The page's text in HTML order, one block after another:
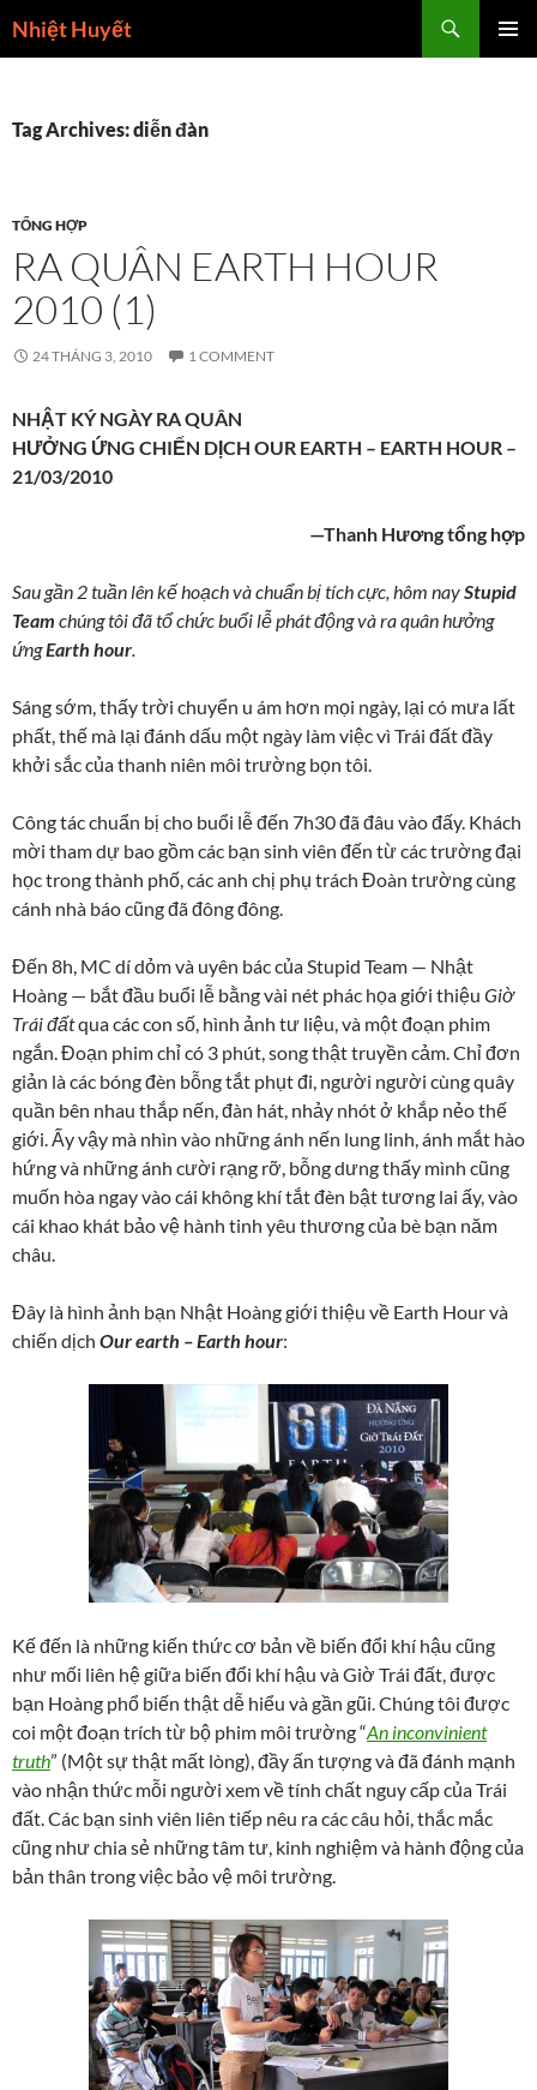
toNhiệt Huyết
Tag Archives: diễn đàn
TỔNG HỢP
RA QUÂN EARTH HOUR
2010 (1)
24 THÁNG 3, 2010 1 COMMENT
NHẬT KÝ NGÀY RA QUÂN
HƯỞNG ỨNG CHIẾN DỊCH OUR EARTH – EARTH HOUR –
21/03/2010
—Thanh Hương tổng hợp
Sau gần 2 tuần lên kế hoạch và chuẩn bị tích cực, hôm nayStupid
Team chúng tôi đã tổ chức buổi lễ phát động và ra quân hưởng
ứngEarth hour.
Sáng sớm, thấy trời chuyển u ám hơn mọi ngày, lại có mưa lất
phất, thế mà lại đánh dấu một ngày làm việc vì Trái đất đầy
khởi sắc của thanh niên môi trường bọn tôi.
Công tác chuẩn bị cho buổi lễ đến 7h30 đã đâu vào đấy. Khách
mời tham dự bao gồm các bạn sinh viên đến từ các trường đại
học trong thành phố, các anh chị phụ trách Đoàn trường cùng
cánh nhà báo cũng đã đông đông.
Đến 8h, MC dí dỏm và uyên bác của Stupid Team — Nhật
Hoàng — bắt đầu buổi lễ bằng vài nét phác họa giới thiệu Giờ
Trái đấtqua các con số, hình ảnh tư liệu, và một đoạn phim
ngắn. Đoạn phim chỉ có 3 phút, song thật truyền cảm. Chỉ đơn
giản là các bóng đèn bỗng tắt phụt đi, người người cùng quây
quần bên nhau thắp nến, đàn hát, nhảy nhót ở khắp nẻo thế
giới. Ấy vậy mà nhìn vào những ánh nến lung linh, ánh mắt hào
hứng và những ánh cười rạng rỡ, bỗng dưng thấy mình cũng
muốn hòa ngay vào cái không khí tắt đèn bật tương lai ấy, vào
cái khao khát bảo vệ hành tinh yêu thương của bè bạn năm
châu.
Đây là hình ảnh bạn Nhật Hoàng giới thiệu về Earth Hour và
chiến dịch Our earth – Earth hour:
Kế đến là những kiến thức cơ bản về biến đổi khí hậu cũng
như mối liên hệ giữa biến đổi khí hậu và Giờ Trái đất, được
bạn Hoàng phổ biến thật dễ hiểu và gần gũi. Chúng tôi được
coi một đoạn trích từ bộ phim môi trường “An inconvinient
truth” (Một sự thật mất lòng), đầy ấn tượng và đã đánh mạnh
vào nhận thức mỗi người xem về tính chất nguy cấp của Trái
đất. Các bạn sinh viên liên tiếp nêu ra các câu hỏi, thắc mắc
cũng như chia sẻ những tâm tư, kinh nghiệm và hành động của
bản thân trong việc bảo vệ môi trường.